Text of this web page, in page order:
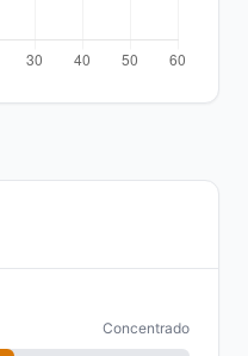
Concentrado